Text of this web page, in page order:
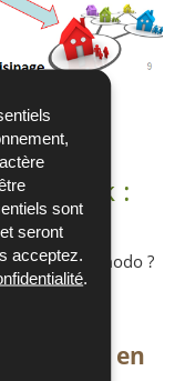
sont
seront
acceptez.
:
un
commodo ?
dossier en